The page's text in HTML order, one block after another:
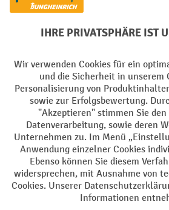
Soziale Netzwerke
Impressum Datenschutz
Barrierefreiheit Privacy Settings
Alle Preise exkl. gesetzl. Mehrwertsteuer
Nachnahmegebühren, wenn nicht anders
¹ Der Rabatt gilt so lange der Vorrat reicht.